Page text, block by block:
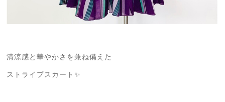
清涼感と華やかさを兼ね備えた
ストライプスカート✨